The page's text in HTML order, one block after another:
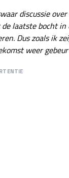
discussie
laatste bocht
Dus zoals ik
weer